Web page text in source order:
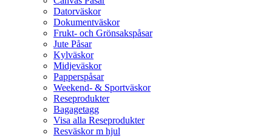
Datorväskor
Dokumentväskor
Frukt- och Grönsakspåsar
Jute Påsar
Kylväskor
Midjeväskor
Papperspåsar
Weekend- & Sportväskor
Reseprodukter
Bagagetagg
Visa alla Reseprodukter
Resväskor m hjul